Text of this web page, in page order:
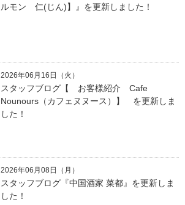
ルモン 仁(じん)】』を更新しました！
2026年06月16日（火）
スタッフブログ【 お客様紹介 Cafe
Nounours（カフェヌヌース）】 を更新しま
した！
2026年06月08日（月）
スタッフブログ『中国酒家 菜都』を更新しま
した！